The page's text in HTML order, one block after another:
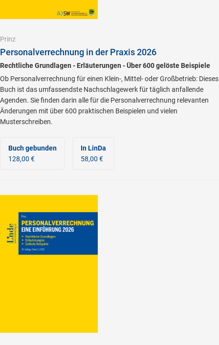
Prinz
Personalverrechnung in der Praxis 2026
Rechtliche Grundlagen - Erläuterungen - Über 600 gelöste Beispiele
Ob Personalverrechnung für einen Klein-, Mittel- oder Großbetrieb: Dieses
Buch ist das umfassendste Nachschlagewerk für täglich anfallende
Agenden. Sie finden darin alle für die Personalverrechnung relevanten
Änderungen mit über 600 praktischen Beispielen und vielen
Musterschreiben.
Buch gebunden
128,00 €
In LinDa
58,00 €